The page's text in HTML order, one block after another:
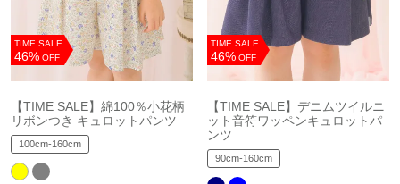
TIME SALE
46% OFF
【TIME SALE】綿100％小花柄
リボンつき キュロットパンツ
100cm-160cm
TIME SALE
46% OFF
【TIME SALE】デニムツイルニ
ット音符ワッペンキュロットパ
ンツ
90cm-160cm